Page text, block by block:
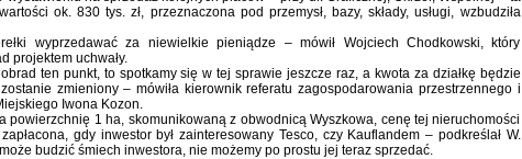
ok. 830 tys. zł, przeznaczona pod przemysł, bazy, składy, usługi, wzbudziła
wyprzedawać za niewielkie pieniądze – mówił Wojciech Chodkowski, który
projektem uchwały.
ten punkt, to spotkamy się w tej sprawie jeszcze raz, a kwota za działkę będzie
zmieniony – mówiła kierownik referatu zagospodarowania przestrzennego i
Iwona Kozon.
powierzchnię 1 ha, skomunikowaną z obwodnicą Wyszkowa, cenę tej nieruchomości
gdy inwestor był zainteresowany Tesco, czy Kauflandem – podkreślał W.
budzić śmiech inwestora, nie możemy po prostu jej teraz sprzedać.